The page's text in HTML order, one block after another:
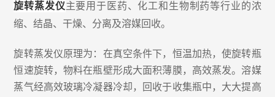
旋转蒸发仪主要用于医药、化工和生物制药等行业的浓
缩、结晶、干燥、分离及溶媒回收。
旋转蒸发仪原理为：在真空条件下，恒温加热，使旋转瓶
恒速旋转，物料在瓶壁形成大面积薄膜，高效蒸发。溶媒
蒸气经高效玻璃冷凝器冷却，回收于收集瓶中，大大提高